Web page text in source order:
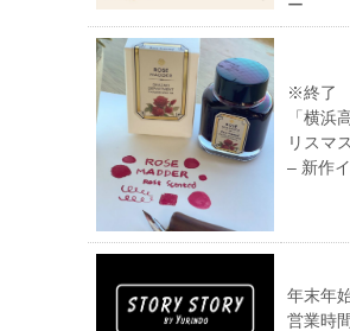
ー
※終了
「横浜
リスマ
– 新作
年末年
営業時